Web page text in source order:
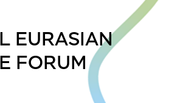
EURASIAN
FORUM